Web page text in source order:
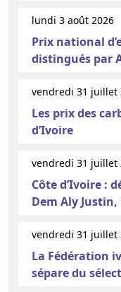
lundi 3 août 2026
Prix national
distingués par
vendredi 31 juillet
Les prix des
d’Ivoire
vendredi 31 juillet
Côte d’Ivoire :
Dem Aly
vendredi 31 juillet
La Fédération
sépare du